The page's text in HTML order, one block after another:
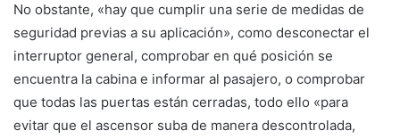
No obstante, «hay que cumplir una serie de medidas de
seguridad previas a su aplicación», como desconectar el
interruptor general, comprobar en qué posición se
encuentra la cabina e informar al pasajero, o comprobar
que todas las puertas están cerradas, todo ello «para
evitar que el ascensor suba de manera descontrolada,